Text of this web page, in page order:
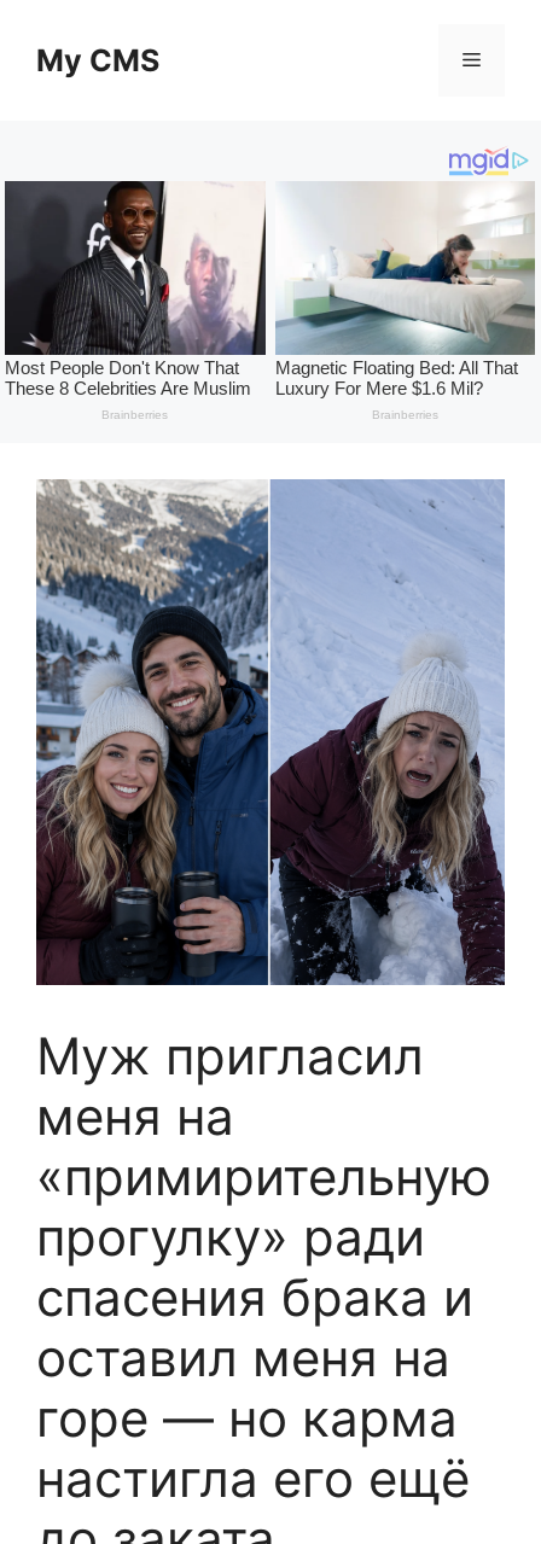
contentMy CMS Menu
Муж пригласил
меня на
«примирительную
прогулку» ради
спасения брака и
оставил меня на
горе — но карма
настигла его ещё